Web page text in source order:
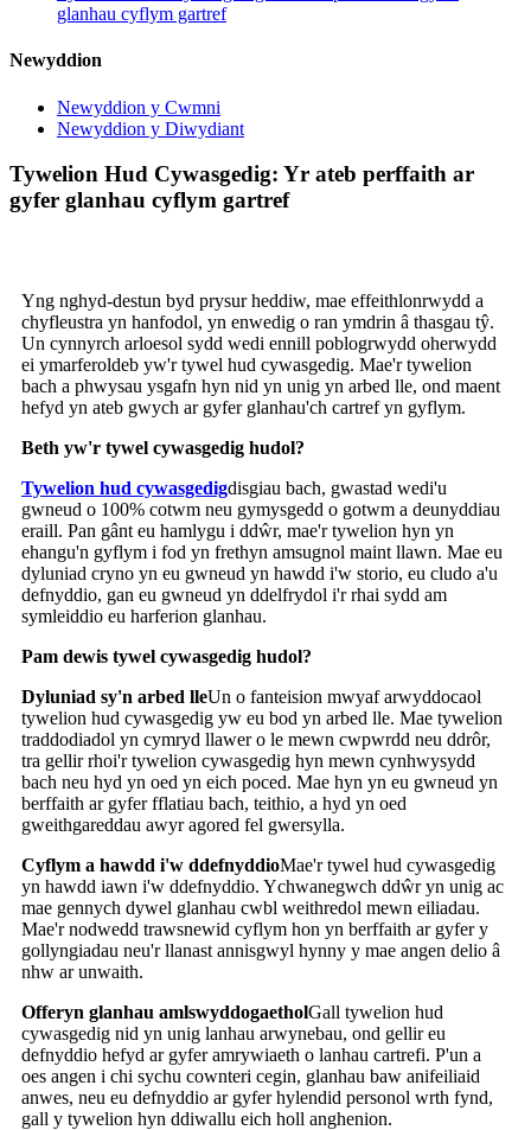
glanhau cyflym gartref
Newyddion
Newyddion y Cwmni
Newyddion y Diwydiant
Tywelion Hud Cywasgedig: Yr ateb perffaith ar
gyfer glanhau cyflym gartref
Yng nghyd-destun byd prysur heddiw, mae effeithlonrwydd a
chyfleustra yn hanfodol, yn enwedig o ran ymdrin â thasgau tŷ.
Un cynnyrch arloesol sydd wedi ennill poblogrwydd oherwydd
ei ymarferoldeb yw'r tywel hud cywasgedig. Mae'r tywelion
bach a phwysau ysgafn hyn nid yn unig yn arbed lle, ond maent
hefyd yn ateb gwych ar gyfer glanhau'ch cartref yn gyflym.
Beth yw'r tywel cywasgedig hudol?
Tywelion hud cywasgedigdisgiau bach, gwastad wedi'u
gwneud o 100% cotwm neu gymysgedd o gotwm a deunyddiau
eraill. Pan gânt eu hamlygu i ddŵr, mae'r tywelion hyn yn
ehangu'n gyflym i fod yn frethyn amsugnol maint llawn. Mae eu
dyluniad cryno yn eu gwneud yn hawdd i'w storio, eu cludo a'u
defnyddio, gan eu gwneud yn ddelfrydol i'r rhai sydd am
symleiddio eu harferion glanhau.
Pam dewis tywel cywasgedig hudol?
Dyluniad sy'n arbed lleUn o fanteision mwyaf arwyddocaol
tywelion hud cywasgedig yw eu bod yn arbed lle. Mae tywelion
traddodiadol yn cymryd llawer o le mewn cwpwrdd neu ddrôr,
tra gellir rhoi'r tywelion cywasgedig hyn mewn cynhwysydd
bach neu hyd yn oed yn eich poced. Mae hyn yn eu gwneud yn
berffaith ar gyfer fflatiau bach, teithio, a hyd yn oed
gweithgareddau awyr agored fel gwersylla.
Cyflym a hawdd i'w ddefnyddioMae'r tywel hud cywasgedig
yn hawdd iawn i'w ddefnyddio. Ychwanegwch ddŵr yn unig ac
mae gennych dywel glanhau cwbl weithredol mewn eiliadau.
Mae'r nodwedd trawsnewid cyflym hon yn berffaith ar gyfer y
gollyngiadau neu'r llanast annisgwyl hynny y mae angen delio â
nhw ar unwaith.
Offeryn glanhau amlswyddogaetholGall tywelion hud
cywasgedig nid yn unig lanhau arwynebau, ond gellir eu
defnyddio hefyd ar gyfer amrywiaeth o lanhau cartrefi. P'un a
oes angen i chi sychu cownteri cegin, glanhau baw anifeiliaid
anwes, neu eu defnyddio ar gyfer hylendid personol wrth fynd,
gall y tywelion hyn ddiwallu eich holl anghenion.